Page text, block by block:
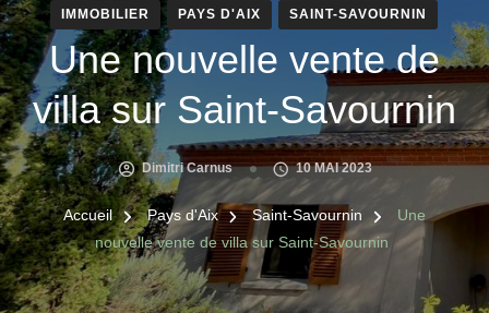
IMMOBILIER PAYS D'AIX SAINT-SAVOURNIN
Une nouvelle vente de
villa sur Saint-Savournin
Dimitri Carnus 10 MAI 2023
Accueil Pays d'Aix Saint-Savournin
Une
nouvelle vente de villa sur Saint-Savournin